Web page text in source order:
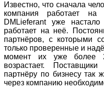
Известно, что сначала
компания работает
DMLieferant уже
работает на неё.
партнёров, с которыми
только проверенные и
момент их уже более
возрастает.
партнёру по бизнесу так
через компанию